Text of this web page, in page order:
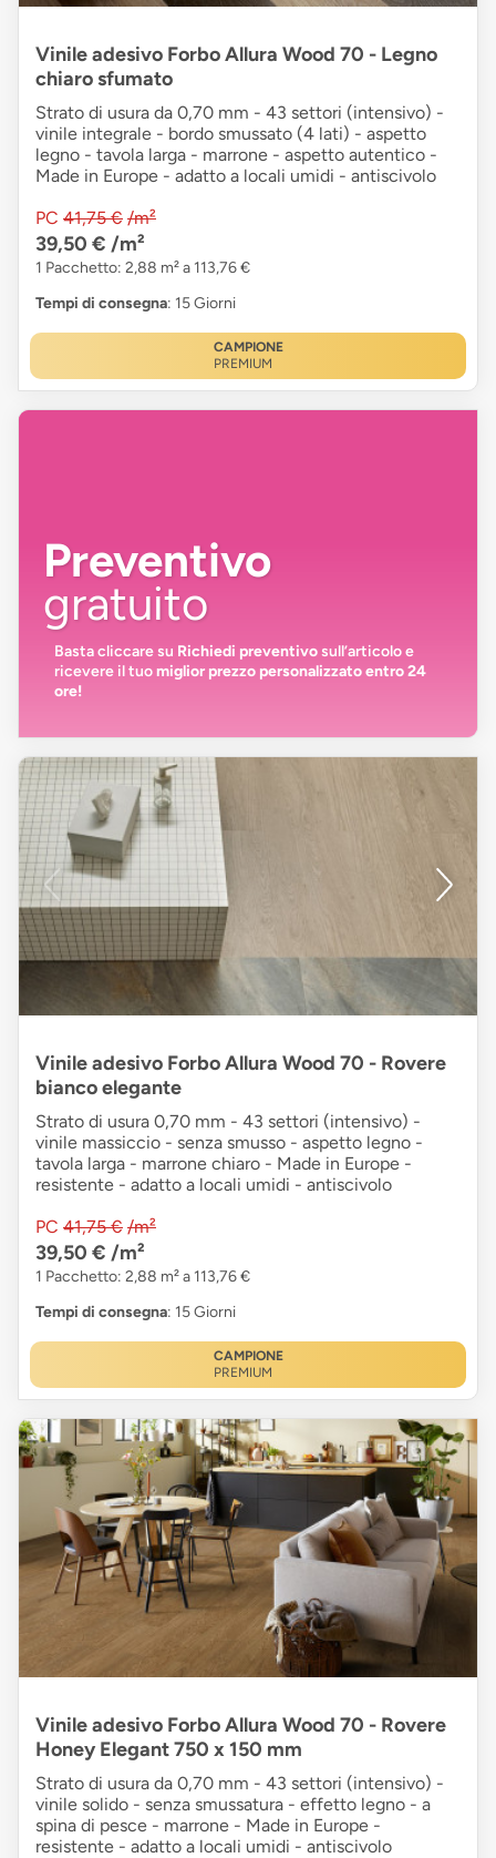
Vinile adesivo Forbo Allura Wood 70 - Legno
chiaro sfumato
Strato di usura da 0,70 mm - 43 settori (intensivo) -
vinile integrale - bordo smussato (4 lati) - aspetto
legno - tavola larga - marrone - aspetto autentico -
Made in Europe - adatto a locali umidi - antiscivolo
PC 41,75 € /m²
39,50 € /m²
1 Pacchetto: 2,88 m² a 113,76 €
Tempi di consegna: 15 Giorni
CAMPIONE
PREMIUM
Preventivo
gratuito
Basta cliccare su Richiedi preventivosull’articolo e
ricevere il tuomiglior prezzo personalizzato entro 24
ore!
Vinile adesivo Forbo Allura Wood 70 - Rovere
bianco elegante
Strato di usura 0,70 mm - 43 settori (intensivo) -
vinile massiccio - senza smusso - aspetto legno -
tavola larga - marrone chiaro - Made in Europe -
resistente - adatto a locali umidi - antiscivolo
PC 41,75 € /m²
39,50 € /m²
1 Pacchetto: 2,88 m² a 113,76 €
Tempi di consegna: 15 Giorni
CAMPIONE
PREMIUM
Vinile adesivo Forbo Allura Wood 70 - Rovere
Honey Elegant 750 x 150 mm
Strato di usura da 0,70 mm - 43 settori (intensivo) -
vinile solido - senza smussatura - effetto legno - a
spina di pesce - marrone - Made in Europe -
resistente - adatto a locali umidi - antiscivolo